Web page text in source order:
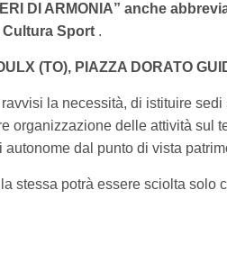
DI ARMONIA” anche
Cultura Sport .
(TO), PIAZZA DORATO
la necessità, di istituire
organizzazione delle attività sul
dal punto di vista
stessa potrà essere sciolta solo